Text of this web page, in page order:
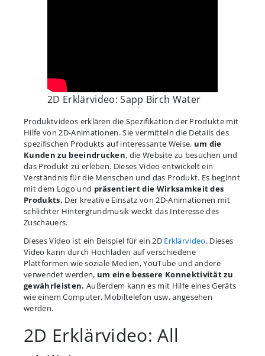
2D Erklärvideo: Sapp Birch Water
Produktvideos erklären die Spezifikation der Produkte mit
Hilfe von 2D-Animationen. Sie vermitteln die Details des
spezifischen Produkts auf interessante Weise, um die
Kunden zu beeindrucken, die Website zu besuchen und
das Produkt zu erleben. Dieses Video entwickelt ein
Verständnis für die Menschen und das Produkt. Es beginnt
mit dem Logo und präsentiert die Wirksamkeit des
Produkts. Der kreative Einsatz von 2D-Animationen mit
schlichter Hintergrundmusik weckt das Interesse des
Zuschauers.
Dieses Video ist ein Beispiel für ein 2D Erklärvideo. Dieses
Video kann durch Hochladen auf verschiedene
Plattformen wie soziale Medien, YouTube und andere
verwendet werden, um eine bessere Konnektivität zu
gewährleisten. Außerdem kann es mit Hilfe eines Geräts
wie einem Computer, Mobiltelefon usw. angesehen
werden.
2D Erklärvideo: All